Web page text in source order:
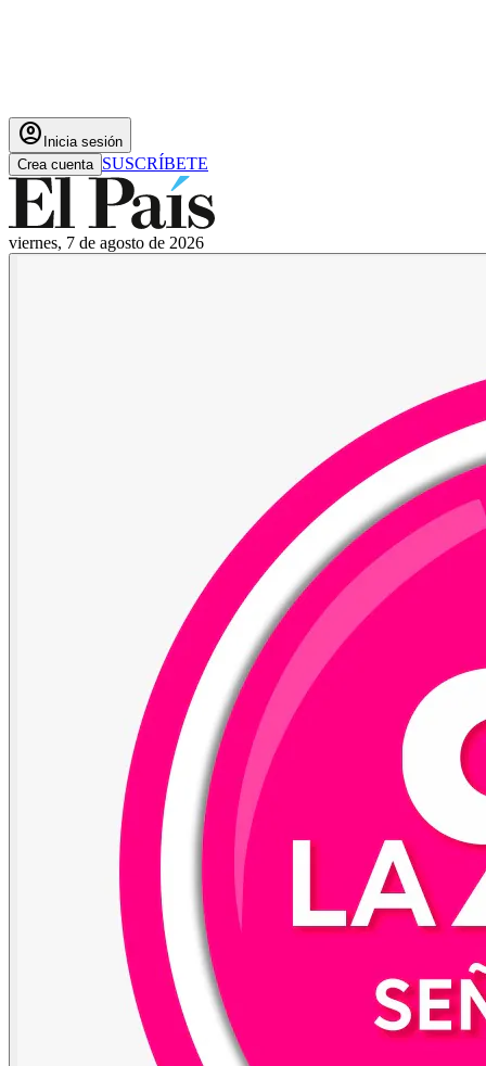
account_circle Inicia sesión
Crea cuenta SUSCRÍBETE
viernes, 7 de agosto de 2026